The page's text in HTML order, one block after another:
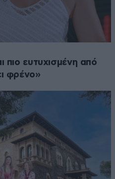
πιο ευτυχισμένη από
φρένο»